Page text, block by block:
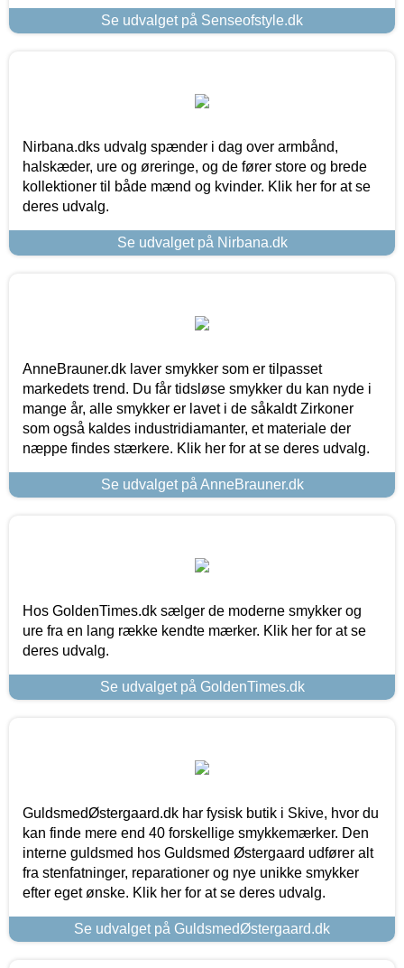
Se udvalget på Senseofstyle.dk
Nirbana.dks udvalg spænder i dag over armbånd,
halskæder, ure og øreringe, og de fører store og brede
kollektioner til både mænd og kvinder. Klik her for at se
deres udvalg.
Se udvalget på Nirbana.dk
AnneBrauner.dk laver smykker som er tilpasset
markedets trend. Du får tidsløse smykker du kan nyde i
mange år, alle smykker er lavet i de såkaldt Zirkoner
som også kaldes industridiamanter, et materiale der
næppe findes stærkere. Klik her for at se deres udvalg.
Se udvalget på AnneBrauner.dk
Hos GoldenTimes.dk sælger de moderne smykker og
ure fra en lang række kendte mærker. Klik her for at se
deres udvalg.
Se udvalget på GoldenTimes.dk
GuldsmedØstergaard.dk har fysisk butik i Skive, hvor du
kan finde mere end 40 forskellige smykkemærker. Den
interne guldsmed hos Guldsmed Østergaard udfører alt
fra stenfatninger, reparationer og nye unikke smykker
efter eget ønske. Klik her for at se deres udvalg.
Se udvalget på GuldsmedØstergaard.dk